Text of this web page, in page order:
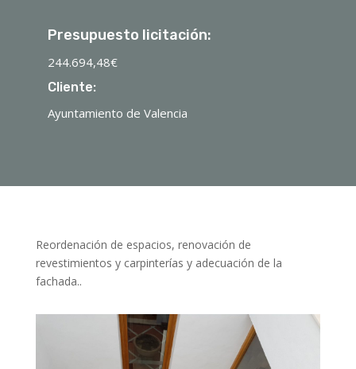
Presupuesto licitación:
244.694,48€
Cliente:
Ayuntamiento de Valencia
Reordenación de espacios, renovación de
revestimientos y carpinterías y adecuación de la
fachada..